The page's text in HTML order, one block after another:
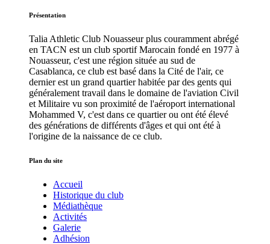
Présentation
Talia Athletic Club Nouasseur plus couramment abrégé
en TACN est un club sportif Marocain fondé en 1977 à
Nouasseur, c'est une région située au sud de
Casablanca, ce club est basé dans la Cité de l'air, ce
dernier est un grand quartier habitée par des gents qui
généralement travail dans le domaine de l'aviation Civil
et Militaire vu son proximité de l'aéroport international
Mohammed V, c'est dans ce quartier ou ont été élevé
des générations de différents d'âges et qui ont été à
l'origine de la naissance de ce club.
Plan du site
Accueil
Historique du club
Médiathèque
Activités
Galerie
Adhésion